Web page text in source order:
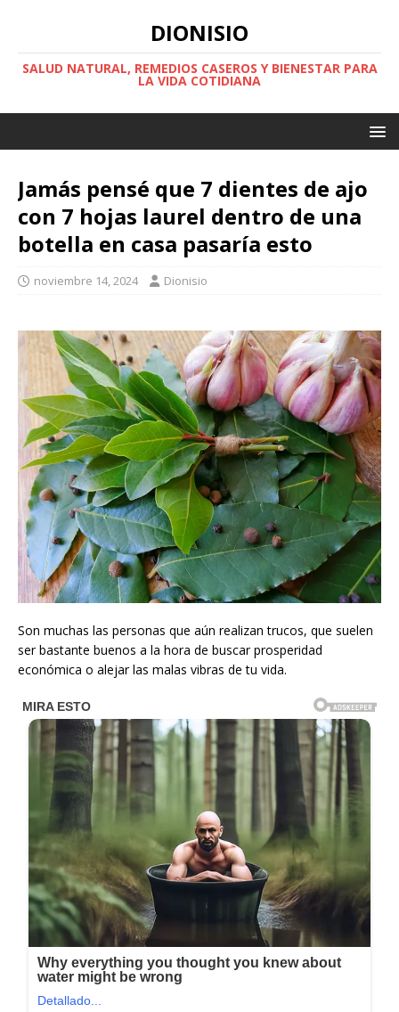
DIONISIO
SALUD NATURAL, REMEDIOS CASEROS Y BIENESTAR PARA
LA VIDA COTIDIANA
Jamás pensé que 7 dientes de ajo
con 7 hojas laurel dentro de una
botella en casa pasaría esto
noviembre 14, 2024 Dionisio
Son muchas las personas que aún realizan trucos, que suelen
ser bastante buenos a la hora de buscar prosperidad
económica o alejar las malas vibras de tu vida.